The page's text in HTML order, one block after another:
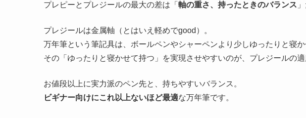
プレピーとプレジールの最大の差は「 軸の重さ、持ったときのバランス
プレジールは金属軸（とはいえ軽めでgood）。
万年筆という筆記具は、ボールペンやシャーペンより少しゆったりと寝
その「ゆったりと寝かせて持つ」を実現させやすいのが、プレジールの適
お値段以上に実力派のペン先と、持ちやすいバランス。
ビギナー向けにこれ以上ないほど最適な万年筆です。